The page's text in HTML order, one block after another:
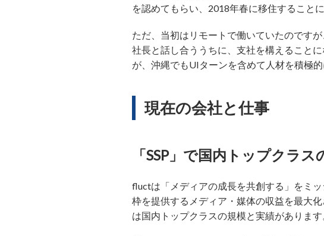
を認めてもらい、2018年春に移住することに
ただ、当初はリモートで働いていたのです
社長と話し合ううちに、支社を構えること
が、沖縄でもUIターンを含めて人材を積極
現在の会社と仕事
「SSP」で国内トップクラス
fluctは「メディアの成長を共創する」をミ
枠を提供するメディア・媒体の収益を最大
は国内トップクラスの規模と実績があります